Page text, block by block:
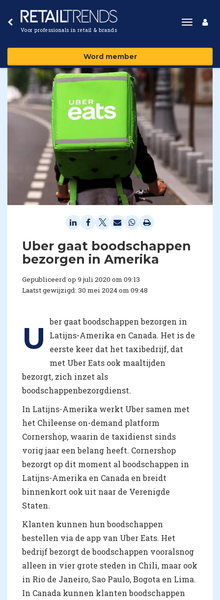
Voor professionals in retail & brands
Toggle
Word member
Uber gaat boodschappen
bezorgen in Amerika
Gepubliceerd op 9 juli 2020 om 09:13
Laatst gewijzigd: 30 mei 2024 om 09:48
U
ber gaat boodschappen bezorgen in
Latijns-Amerika en Canada. Het is de
eerste keer dat het taxibedrijf, dat
met Uber Eats ook maaltijden
bezorgt, zich inzet als
boodschappenbezorgdienst.
In Latijns-Amerika werkt Uber samen met
het Chileense on-demand platform
Cornershop, waarin de taxidienst sinds
vorig jaar een belang heeft. Cornershop
bezorgt op dit moment al boodschappen in
Latijns-Amerika en Canada en breidt
binnenkort ook uit naar de Verenigde
Staten.
Klanten kunnen hun boodschappen
bestellen via de app van Uber Eats. Het
bedrijf bezorgt de boodschappen vooralsnog
alleen in vier grote steden in Chili, maar ook
in Rio de Janeiro, Sao Paulo, Bogota en Lima.
In Canada kunnen klanten boodschappen